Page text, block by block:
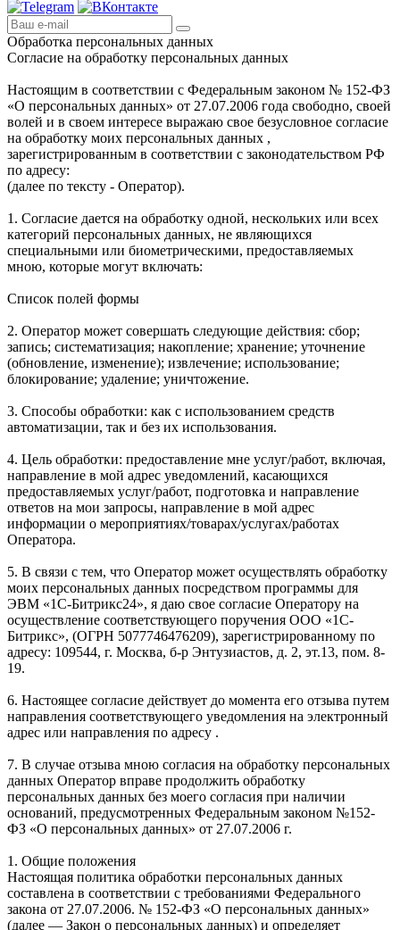
Обработка персональных данных
Согласие на обработку персональных данных
Настоящим в соответствии с Федеральным законом № 152-ФЗ
«О персональных данных» от 27.07.2006 года свободно, своей
волей и в своем интересе выражаю свое безусловное согласие
на обработку моих персональных данных ,
зарегистрированным в соответствии с законодательством РФ
по адресу:
(далее по тексту - Оператор).
1. Согласие дается на обработку одной, нескольких или всех
категорий персональных данных, не являющихся
специальными или биометрическими, предоставляемых
мною, которые могут включать:
Список полей формы
2. Оператор может совершать следующие действия: сбор;
запись; систематизация; накопление; хранение; уточнение
(обновление, изменение); извлечение; использование;
блокирование; удаление; уничтожение.
3. Способы обработки: как с использованием средств
автоматизации, так и без их использования.
4. Цель обработки: предоставление мне услуг/работ, включая,
направление в мой адрес уведомлений, касающихся
предоставляемых услуг/работ, подготовка и направление
ответов на мои запросы, направление в мой адрес
информации о мероприятиях/товарах/услугах/работах
Оператора.
5. В связи с тем, что Оператор может осуществлять обработку
моих персональных данных посредством программы для
ЭВМ «1С-Битрикс24», я даю свое согласие Оператору на
осуществление соответствующего поручения ООО «1С-
Битрикс», (ОГРН 5077746476209), зарегистрированному по
адресу: 109544, г. Москва, б-р Энтузиастов, д. 2, эт.13, пом. 8-
19.
6. Настоящее согласие действует до момента его отзыва путем
направления соответствующего уведомления на электронный
адрес или направления по адресу .
7. В случае отзыва мною согласия на обработку персональных
данных Оператор вправе продолжить обработку
персональных данных без моего согласия при наличии
оснований, предусмотренных Федеральным законом №152-
ФЗ «О персональных данных» от 27.07.2006 г.
1. Общие положения
Настоящая политика обработки персональных данных
составлена в соответствии с требованиями Федерального
закона от 27.07.2006. № 152-ФЗ «О персональных данных»
(далее — Закон о персональных данных) и определяет